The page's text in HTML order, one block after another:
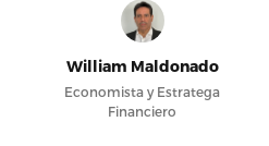
William Maldonado
Economista y Estratega
Financiero